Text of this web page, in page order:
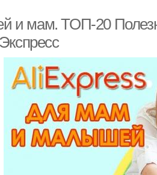
и мам. ТОП-20